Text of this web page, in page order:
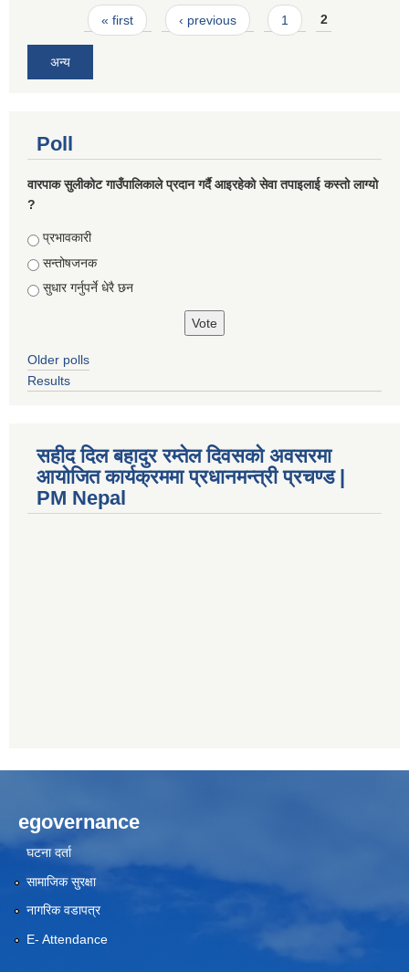
Pages« first ‹ previous 1 2
अन्य
Poll
वारपाक सुलीकोट गाउँपालिकाले प्रदान गर्दै आइरहेको सेवा तपाइलाई कस्तो लाग्यो
?
Choices
प्रभावकारी
सन्तोषजनक
सुधार गर्नुपर्ने धेरै छन
Older polls
Results
सहीद दिल बहादुर रम्तेल दिवसको अवसरमा
आयोजित कार्यक्रममा प्रधानमन्त्री प्रचण्ड |
PM Nepal
egovernance
घटना दर्ता
सामाजिक सुरक्षा
नागरिक वडापत्र
E- Attendance